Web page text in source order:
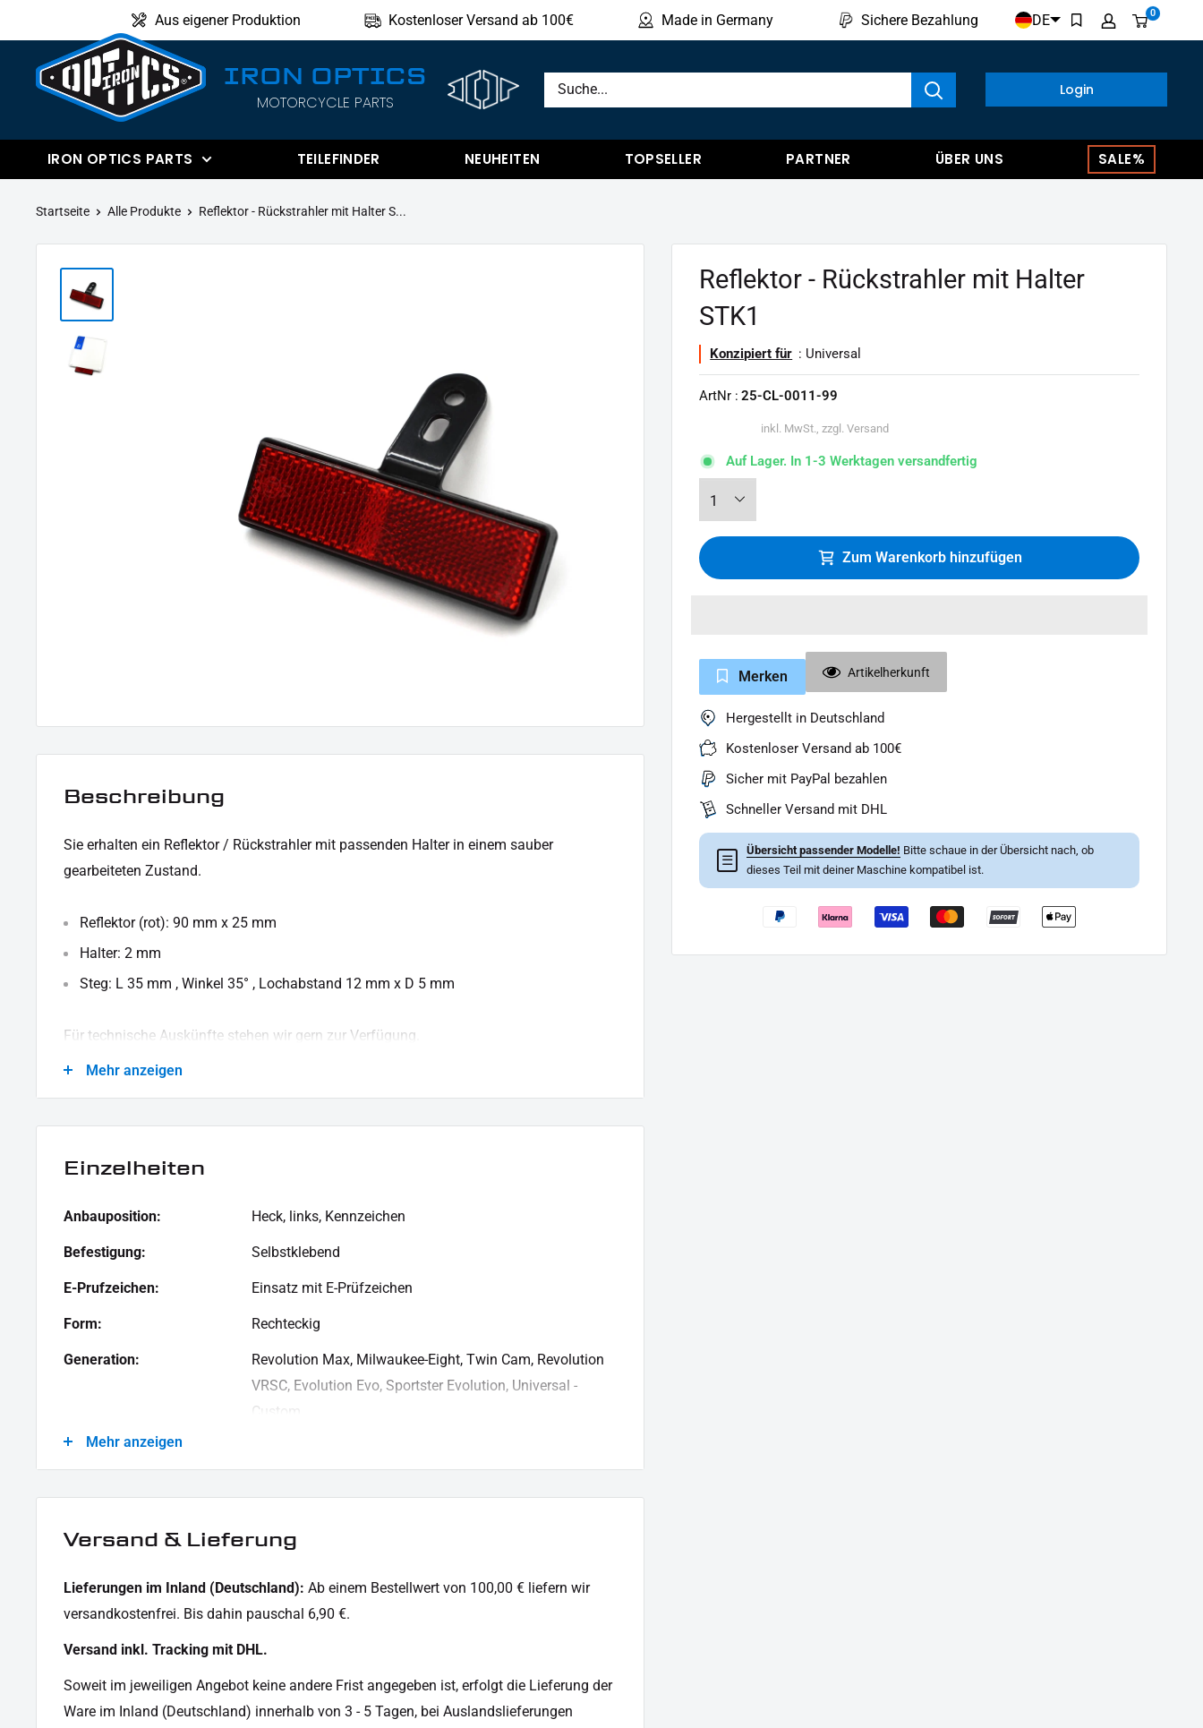
zum
Aus eigener Produktion Kostenloser Versand ab 100€ Made in Germany Sichere Bezahlung DE 0
IRON
IRON OPTICS
MOTORCYCLE PARTS
Login
IRON OPTICS PARTS TEILEFINDER NEUHEITEN TOPSELLER PARTNER ÜBER UNS SALE%
Produkte anzeigen
Startseite Alle Produkte Reflektor - Rückstrahler mit Halter S...
Reflektor - Rückstrahler mit Halter
STK1
Konzipiert für : Universal
ArtNr : 25-CL-0011-99
inkl. MwSt., zzgl. Versand
Auf Lager. In 1-3 Werktagen versandfertig
Zum Warenkorb hinzufügen
Merken Artikelherkunft
Hergestellt in Deutschland
Kostenloser Versand ab 100€
Sicher mit PayPal bezahlen
Schneller Versand mit DHL
☰
Übersicht passender Modelle! Bitte schaue in der Übersicht nach, ob
dieses Teil mit deiner Maschine kompatibel ist.
Beschreibung
Sie erhalten ein Reflektor / Rückstrahler mit passenden Halter in einem sauber
gearbeiteten Zustand.
Reflektor (rot): 90 mm x 25 mm
Halter: 2 mm
Steg: L 35 mm , Winkel 35° , Lochabstand 12 mm x D 5 mm
Für technische Auskünfte stehen wir gern zur Verfügung.
LIEFERUMFANG:
1x Halter
1x Reflektor / Rückstrahler
Dieses Angebot kann Beispielbilder enthalten, deren Inhalt über den Lieferumfang hinaus geht.
Mehr anzeigen
Einzelheiten
Anbauposition: Heck, links, Kennzeichen
Befestigung: Selbstklebend
E-Prufzeichen: Einsatz mit E-Prüfzeichen
Form: Rechteckig
Generation:
Revolution Max, Milwaukee-Eight, Twin Cam, Revolution
VRSC, Evolution Evo, Sportster Evolution, Universal -
Custom
Masse:
Material: Aluminium, Kunststoff
Motorradmarke: Universal Marke
Oberfläche: Pulverbeschichtet
Produkttyp: Reflektor
Mehr anzeigen
Versand & Lieferung
Lieferungen im Inland (Deutschland): Ab einem Bestellwert von 100,00 € liefern wir
versandkostenfrei. Bis dahin pauschal 6,90 €.
Versand inkl. Tracking mit DHL.
Soweit im jeweiligen Angebot keine andere Frist angegeben ist, erfolgt die Lieferung der
Ware im Inland (Deutschland) innerhalb von 3 - 5 Tagen, bei Auslandslieferungen